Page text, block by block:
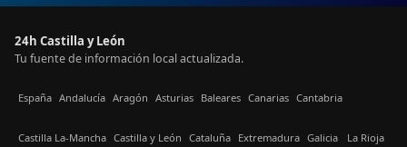
24h Castilla y León
Tu fuente de información local actualizada.
España Andalucía Aragón Asturias Baleares Canarias Cantabria
Castilla La-Mancha Castilla y León Cataluña Extremadura Galicia La Rioja